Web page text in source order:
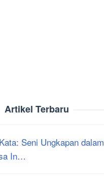
Artikel Terbaru
Seni Ungkapan dalam
In…